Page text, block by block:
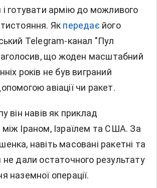
і готувати армію до можливого
Як передає його
Telegram-канал "Пул
що жоден масштабний
років не був виграний
авіації чи ракет.
він навів як приклад
Іраном, Ізраїлем та США. За
навіть масовані ракетні та
не дали остаточного результату
наземної операції.